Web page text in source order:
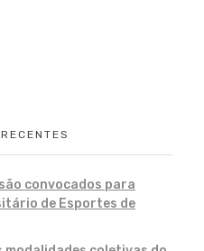
convocados para
de Esportes de